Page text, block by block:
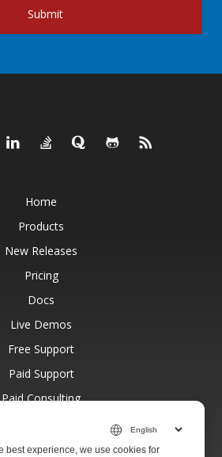
Submit
Home
Products
New Releases
Pricing
Docs
Live Demos
Free Support
Paid Support
Paid Consulting
Websites
best experience, we use cookies for